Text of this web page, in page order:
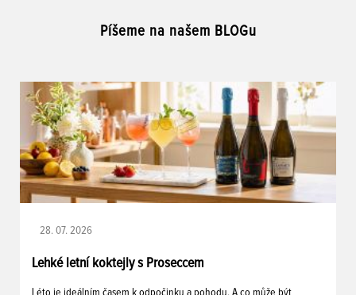
Píšeme na našem BLOGu
28. 07. 2026
Lehké letní koktejly s Proseccem
Léto je ideálním časem k odpočinku a pohodu. A co může být